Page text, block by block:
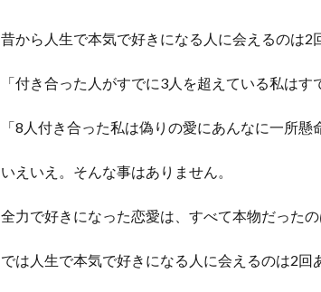
昔から人生で本気で好きになる人に会えるのは2
「付き合った人がすでに3人を超えている私は
「8人付き合った私は偽りの愛にあんなに一所懸
いえいえ。そんな事はありません。
全力で好きになった恋愛は、すべて本物だった
では人生で本気で好きになる人に会えるのは2